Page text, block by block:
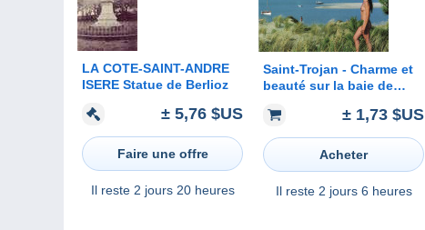
LA COTE-SAINT-ANDRE
ISERE Statue de Berlioz
± 5,76 $US
Faire une offre
Il reste 2 jours 20 heures
Saint-Trojan - Charme et
beauté sur la baie de
aux seins nus)± 1,73 $US
Acheter
Il reste 2 jours 6 heures